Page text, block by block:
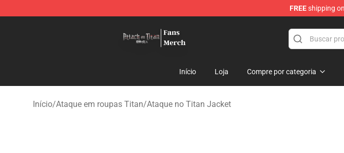
FREEshipping
Início Loja Compre por categoria
Início/Ataque em roupas Titan/Ataque no Titan Jacket